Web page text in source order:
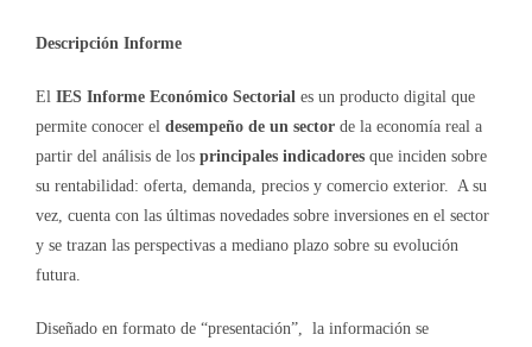
Descripción Informe
El IES Informe Económico Sectorial es un producto digital que
permite conocer el desempeño de un sector de la economía real a
partir del análisis de los principales indicadores que inciden sobre
su rentabilidad: oferta, demanda, precios y comercio exterior. A su
vez, cuenta con las últimas novedades sobre inversiones en el sector
y se trazan las perspectivas a mediano plazo sobre su evolución
futura.
Diseñado en formato de “presentación”, la información se